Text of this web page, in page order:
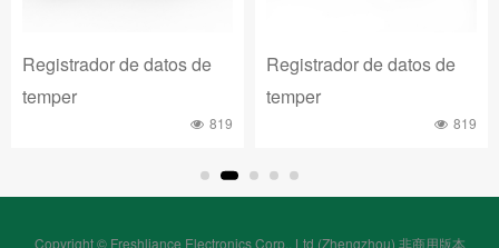
Registrador de datos de
temper
819
Registrador de datos de
temper
819
Copyright © Freshliance Electronics Corp., Ltd (Zhengzhou) 非商用版本